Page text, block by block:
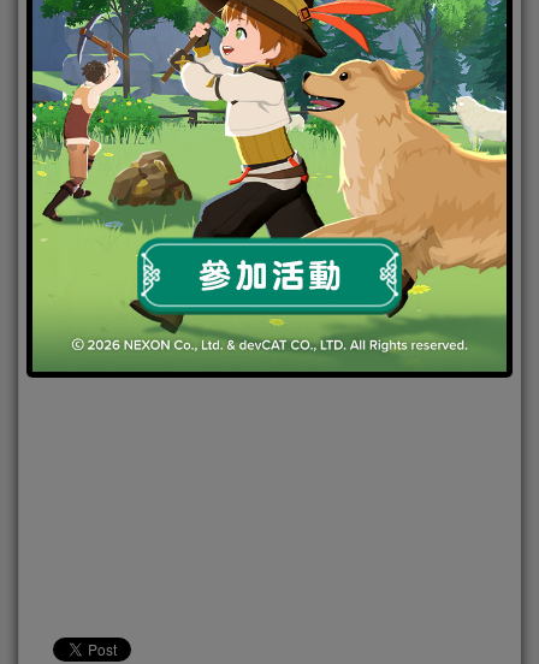
2022-06-14 |Android,IOS,手機遊戲,焦點新聞